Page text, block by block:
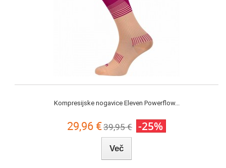
Kompresijske nogavice Eleven Powerflow...
29,96 €39,95 € -25%
Več